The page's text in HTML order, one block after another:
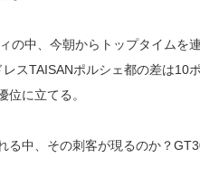
の中、今朝からトップタイムを
スTAISANポルシェ都の差は10
位に立てる。
る中、その刺客が現るのか？